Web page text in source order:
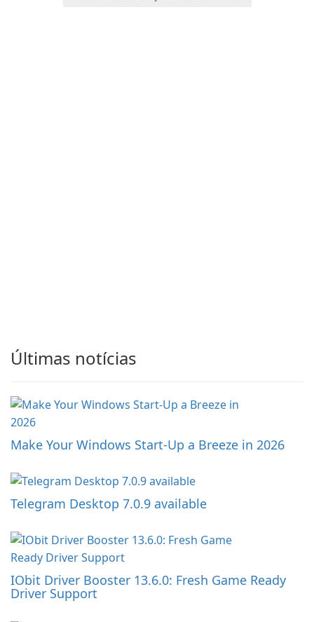
Últimas notícias
Make Your Windows Start-Up a Breeze in 2026
Telegram Desktop 7.0.9 available
IObit Driver Booster 13.6.0: Fresh Game Ready
Driver Support